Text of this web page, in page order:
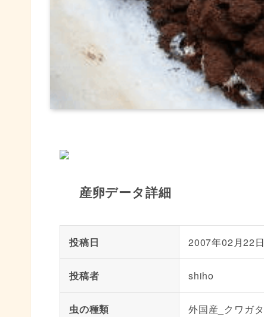
産卵データ詳細
投稿日 2007年02月22日
投稿者 shiho
虫の種類 外国産_クワガタ